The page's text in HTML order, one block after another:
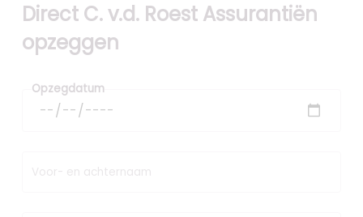
Direct C. v.d. Roest Assurantiën
opzeggen
Opzegdatum
Voor- en achternaam